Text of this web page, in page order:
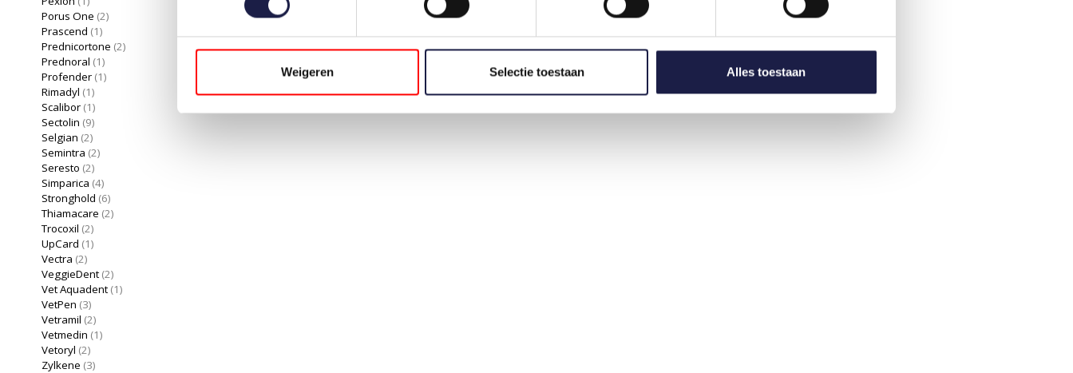
Weigeren Selectie toestaan Alles toestaan
Porus One (2)
Prascend (1)
Prednicortone (2)
Prednoral (1)
Profender (1)
Rimadyl (1)
Scalibor (1)
Sectolin (9)
Selgian (2)
Semintra (2)
Seresto (2)
Simparica (4)
Stronghold (6)
Thiamacare (2)
Trocoxil (2)
UpCard (1)
Vectra (2)
VeggieDent (2)
Vet Aquadent (1)
VetPen (3)
Vetramil (2)
Vetmedin (1)
Vetoryl (2)
Zylkene (3)